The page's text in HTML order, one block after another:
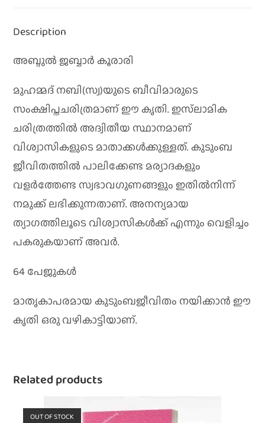
Description
അബ്ദുൽ ജബ്ബാർ കൂരാരി
മുഹമ്മദ് നബി(സ്വ)യുടെ ബീവിമാരുടെ
സംക്ഷിപ്തചരിത്രമാണ് ഈ കൃതി. ഇസ്‌ലാമിക
ചരിത്രത്തിൽ അദ്വിതീയ സ്ഥാനമാണ്
വിശ്വാസികളുടെ മാതാക്കൾക്കുള്ളത്. കുടുംബ
ജീവിതത്തിൽ പാലിക്കേണ്ട മര്യാദകളും
വളർത്തേണ്ട സ്വഭാവഗുണങ്ങളും ഇതിൽനിന്ന്
നമുക്ക് ലഭിക്കുന്നതാണ്. അനന്യമായ
ത്യാഗത്തിലൂടെ വിശ്വാസികൾക്ക് എന്നും വെളിച്ചം
പകരുകയാണ് അവർ.
64 പേജുകൾ
മാതൃകാപരമായ കുടുംബജീവിതം നയിക്കാൻ ഈ
കൃതി ഒരു വഴികാട്ടിയാണ്.
Related products
OUT OF STOCK